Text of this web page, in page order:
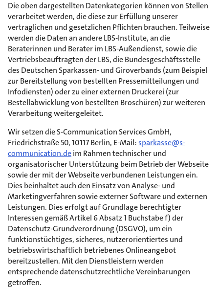
Die oben dargestellten Datenkategorien können von Stellen
verarbeitet werden, die diese zur Erfüllung unserer
vertraglichen und gesetzlichen Pflichten brauchen. Teilweise
werden die Daten an andere LBS-Institute, an die
Beraterinnen und Berater im LBS-Außendienst, sowie die
Vertriebsbeauftragten der LBS, die Bundesgeschäftsstelle
des Deutschen Sparkassen- und Giroverbands (zum Beispiel
zur Bereitstellung von bestellten Pressemitteilungen und
Infodiensten) oder zu einer externen Druckerei (zur
Bestellabwicklung von bestellten Broschüren) zur weiteren
Verarbeitung weitergeleitet.
Wir setzen die S-Communication Services GmbH,
Friedrichstraße 50, 10117 Berlin, E-Mail:sparkasse@s-
communication.deim Rahmen technischer und
organisatorischer Unterstützung beim Betrieb der Webseite
sowie der mit der Webseite verbundenen Leistungen ein.
Dies beinhaltet auch den Einsatz von Analyse- und
Marketingverfahren sowie externer Software und externen
Leistungen. Dies erfolgt auf Grundlage berechtigter
Interessen gemäß Artikel 6 Absatz 1 Buchstabe f) der
Datenschutz-Grundverordnung (DSGVO), um ein
funktionstüchtiges, sicheres, nutzerorientiertes und
betriebswirtschaftlich betriebenes Onlineangebot
bereitzustellen. Mit den Dienstleistern werden
entsprechende datenschutzrechtliche Vereinbarungen
getroffen.